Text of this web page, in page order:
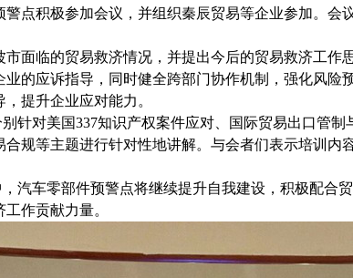
点积极参加会议，并组织秦辰贸易等企业参加。会
面临的贸易救济情况，并提出今后的贸易救济工作
的应诉指导，同时健全跨部门协作机制，强化风险
提升企业应对能力。
针对美国337知识产权案件应对、国际贸易出口管制
合规等主题进行针对性地讲解。与会者们表示培训内
汽车零部件预警点将继续提升自我建设，积极配合
作贡献力量。